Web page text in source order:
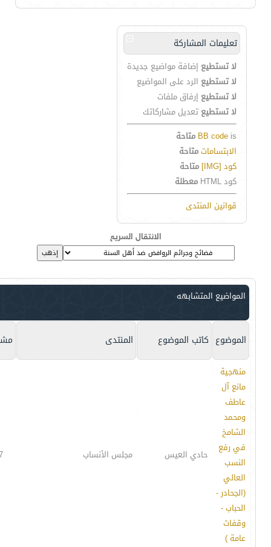
تعليمات المشاركة
لا تستطيع إضافة مواضيع جديدة
لا تستطيع الرد على المواضيع
لا تستطيع إرفاق ملفات
لا تستطيع تعديل مشاركاتك
BB code is
متاحة
الابتساماتمتاحة
كود [IMG]
متاحة
كود HTML
معطلة
قوانين المنتدى
الانتقال السريع
المواضيع المتشابهه
الموضوع كاتب الموضوع المنتدى
منهجية
مانع آل
عاطف
ومحمد
الشامخ
في رفع
النسب
العالي
(الجحادر -
الحباب -
وقفات
عامة )
حادي العيس مجلس الأنساب